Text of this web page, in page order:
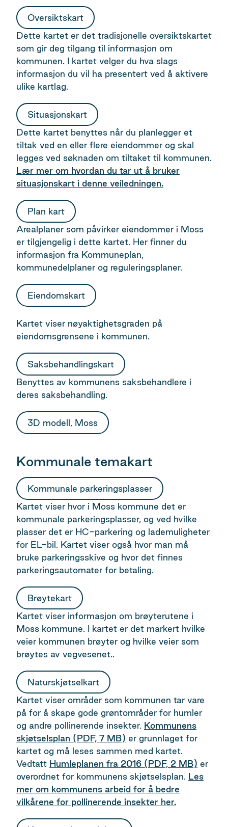
Oversiktskart
Dette kartet er det tradisjonelle oversiktskartet
som gir deg tilgang til informasjon om
kommunen. I kartet velger du hva slags
informasjon du vil ha presentert ved å aktivere
ulike kartlag.
Situasjonskart
Dette kartet benyttes når du planlegger et
tiltak ved en eller flere eiendommer og skal
legges ved søknaden om tiltaket til kommunen.
Lær mer om hvordan du tar ut å bruker
situasjonskart i denne veiledningen.
Plan kart
Arealplaner som påvirker eiendommer i Moss
er tilgjengelig i dette kartet. Her finner du
informasjon fra Kommuneplan,
kommunedelplaner og reguleringsplaner.
Eiendomskart
Kartet viser nøyaktighetsgraden på
eiendomsgrensene i kommunen.
Saksbehandlingskart
Benyttes av kommunens saksbehandlere i
deres saksbehandling.
3D modell, Moss
Kommunale temakart
Kommunale parkeringsplasser
Kartet viser hvor i Moss kommune det er
kommunale parkeringsplasser, og ved hvilke
plasser det er HC-parkering og lademuligheter
for EL-bil. Kartet viser også hvor man må
bruke parkeringsskive og hvor det finnes
parkeringsautomater for betaling.
Brøytekart
Kartet viser informasjon om brøyterutene i
Moss kommune. I kartet er det markert hvilke
veier kommunen brøyter og hvilke veier som
brøytes av vegvesenet..
Naturskjøtselkart
Kartet viser områder som kommunen tar vare
på for å skape gode grøntområder for humler
og andre pollinerende insekter. Kommunens
skjøtselsplan (PDF, 7 MB) er grunnlaget for
kartet og må leses sammen med kartet.
Vedtatt Humleplanen fra 2016 (PDF, 2 MB) er
overordnet for kommunens skjøtselsplan. Les
mer om kommunens arbeid for å bedre
vilkårene for pollinerende insekter her.